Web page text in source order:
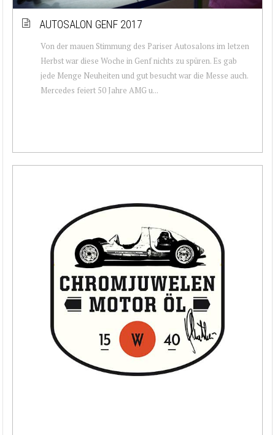
AUTOSALON GENF 2017
Von der mauen Stimmung des Pariser Autosalons im letzen
Herbst war diese Woche in Genf nichts zu spüren. Es gab
jede Menge Neuheiten und gut besucht war die Messe auch.
Mercedes feiert 50 Jahre AMG u...